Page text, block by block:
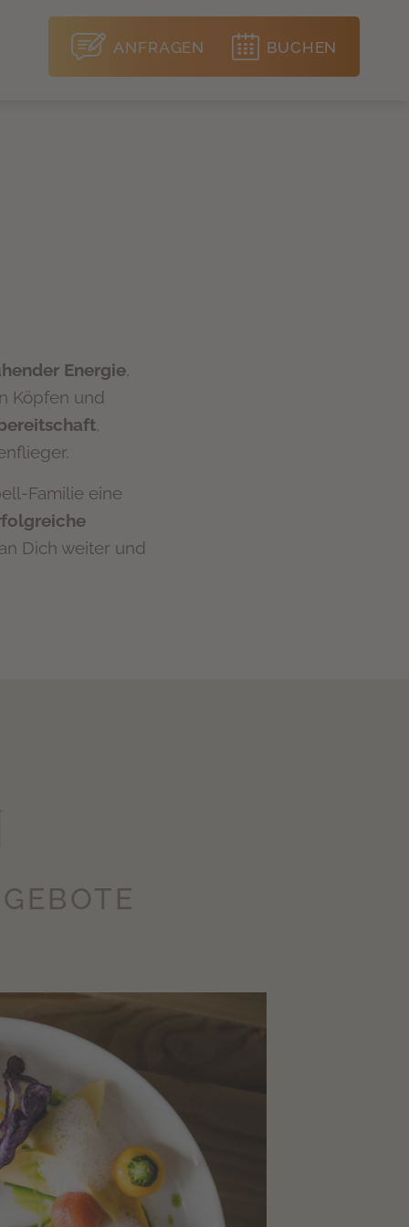
ANFRAGEN BUCHEN
Energie,
Köpfen und
,
Familie eine
Dich weiter und